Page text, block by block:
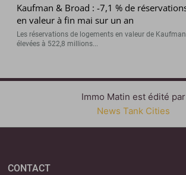
Kaufman & Broad : -7,1 % de
en valeur à fin mai sur un an
Les réservations de logements en valeur de
élevées à 522,8 millions...
Immo Matin est édité par
News Tank Cities
CONTACT